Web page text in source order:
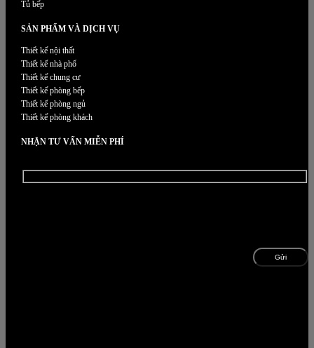
Tủ bếp
SẢN PHẨM VÀ DỊCH VỤ
Thiết kế nội thất
Thiết kế nhà phố
Thiết kế chung cư
Thiết kế phòng bếp
Thiết kế phòng ngủ
Thiết kế phòng khách
NHẬN TƯ VẤN MIỄN PHÍ